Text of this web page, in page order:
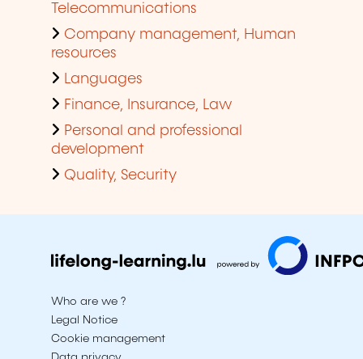
Telecommunications
Company management, Human
resources
Languages
Finance, Insurance, Law
Personal and professional
development
Quality, Security
Who are we ?
Legal Notice
Cookie management